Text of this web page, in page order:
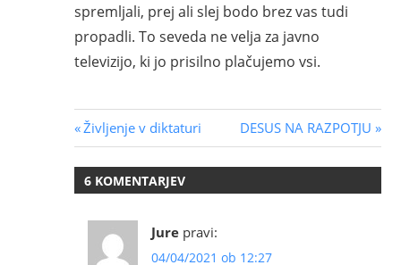
spremljali, prej ali slej bodo brez vas tudi
propadli. To seveda ne velja za javno
televizijo, ki jo prisilno plačujemo vsi.
Navigacija
prispevka
Previous
Post:
Življenje v diktaturi
Next
Post:
DESUS NA RAZPOTJU
6 KOMENTARJEV
Jure pravi:
04/04/2021 ob 12:27